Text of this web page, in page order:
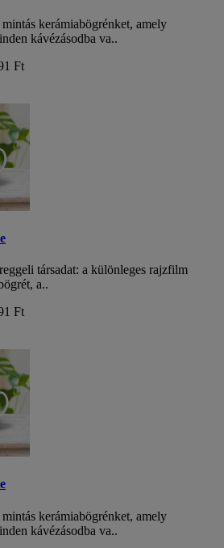
kerámiabögrénket, amely
kávézásodba va..
Ft
társadat: a különleges rajzfilm
a..
Ft
kerámiabögrénket, amely
kávézásodba va..